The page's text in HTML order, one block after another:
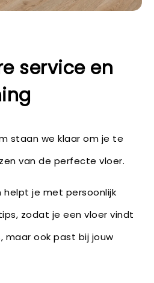
service en
staan we klaar om je te
van de perfecte vloer.
helpt je met persoonlijk
zodat je een vloer vindt
maar ook past bij jouw